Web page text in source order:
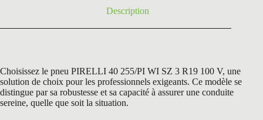
Description
Choisissez le pneu PIRELLI 40 255/PI WI SZ 3 R19 100 V, une
solution de choix pour les professionnels exigeants. Ce modèle se
distingue par sa robustesse et sa capacité à assurer une conduite
sereine, quelle que soit la situation.